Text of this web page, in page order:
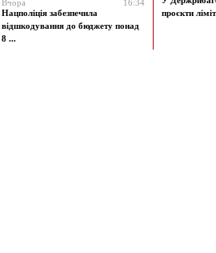
Вчора
16:34
Нацполіція забезпечила
відшкодування до бюджету понад
8 ...
проєкти